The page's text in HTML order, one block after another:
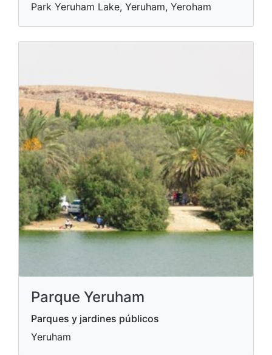
Park Yeruham Lake, Yeruham, Yeroham
Parque Yeruham
Parques y jardines públicos
Yeruham